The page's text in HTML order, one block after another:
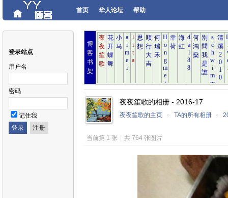
首页 华人论坛 帮助
登录站点
用户名
密码
记住我
博
客
书
架
夜夜笙歌的相册 - 2016-17
夜夜笙歌的主页 » TA的所有相册 »
当前第 1 张 共 764 张图片